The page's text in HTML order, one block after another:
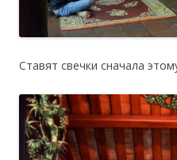
Ставят свечки сначала